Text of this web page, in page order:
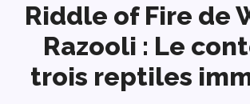
Riddle of Fire de
Razooli : Le
trois reptiles